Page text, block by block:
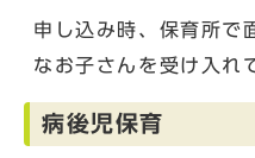
申し込み時、保育所で
なお子さんを受け入れ
病後児保育